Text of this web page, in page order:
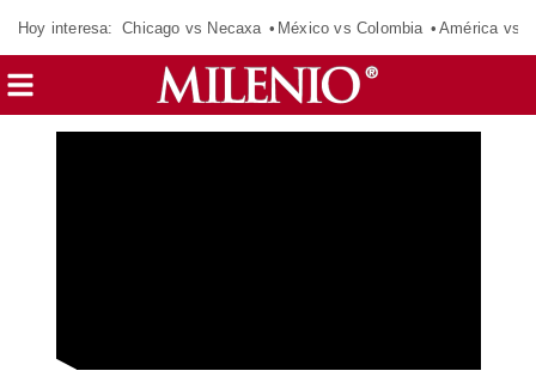
Hoy interesa: Chicago vs Necaxa México vs Colombia América vs